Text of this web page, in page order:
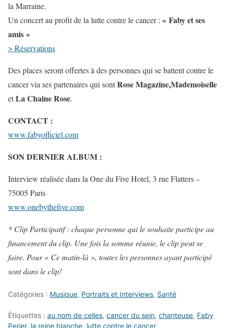
la Marraine.
Un concert au profit de la lutte contre le cancer : « Faby et ses
amis »
> Réservations
Des places seront offertes à des personnes qui se battent contre le
cancer via ses partenaires qui sontRose Magazine,Mademoiselle
etLa Chaine Rose.
CONTACT :
www.fabyofficiel.com
SON DERNIER ALBUM :
Interview réalisée dans la One du Five Hotel, 3 rue Flatters –
75005 Paris
www.onebythefive.com
* Clip Participatif : chaque personne qui le souhaite participe au
financement du clip. Une fois la somme réunie, le clip peut se
faire. Pour « Ce matin-là », toutes les personnes ayant participé
sont dans le clip!
Catégories : Musique, Portraits et Interviews, Santé
Étiquettes : au nom de celles, cancer du sein, chanteuse, Faby
Perier, la reine blanche, lutte contre le cancer